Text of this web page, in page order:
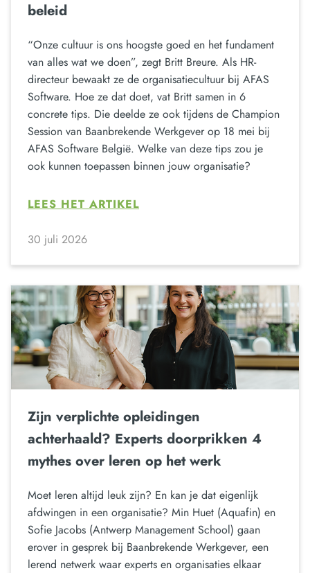
beleid
“Onze cultuur is ons hoogste goed en het fundament
van alles wat we doen”, zegt Britt Breure. Als HR-
directeur bewaakt ze de organisatiecultuur bij AFAS
Software. Hoe ze dat doet, vat Britt samen in 6
concrete tips. Die deelde ze ook tijdens de Champion
Session van Baanbrekende Werkgever op 18 mei bij
AFAS Software België. Welke van deze tips zou je
ook kunnen toepassen binnen jouw organisatie?
LEES HET ARTIKEL
30 juli 2026
Zijn verplichte opleidingen
achterhaald? Experts doorprikken 4
mythes over leren op het werk
Moet leren altijd leuk zijn? En kan je dat eigenlijk
afdwingen in een organisatie? Min Huet (Aquafin) en
Sofie Jacobs (Antwerp Management School) gaan
erover in gesprek bij Baanbrekende Werkgever, een
lerend netwerk waar experts en organisaties elkaar